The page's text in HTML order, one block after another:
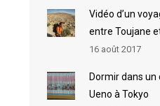
Vidéo d’un
entre Toujane
16 août 2017
Dormir dans
Ueno à Tokyo